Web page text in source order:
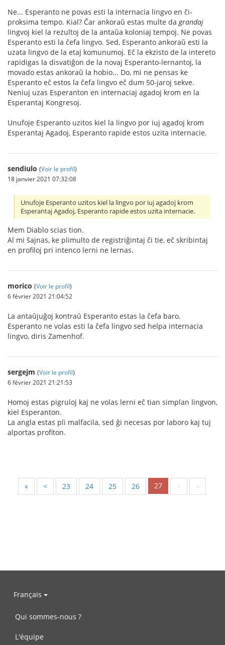
Ne... Esperanto ne povas esti la internacia lingvo en ĉi-
proksima tempo. Kial? Ĉar ankoraŭ estas multe da grandaj
lingvoj kiel la rezultoj de la antaŭa koloniaj tempoj. Ne povas
Esperanto esti la ĉefa lingvo. Sed, Esperanto ankoraŭ esti la
uzata lingvo de la etaj komunumoj. Eĉ la ekzisto de la intereto
rapidigas la disvatiĝon de la novaj Esperanto-lernantoj, la
movado estas ankoraŭ la hobio... Do, mi ne pensas ke
Esperanto eĉ estos la ĉefa lingvo eĉ dum 50-jaroj sekve.
Neniuj uzas Esperanton en internaciaj agadoj krom en la
Esperantaj Kongresoj.
Unufoje Esperanto uzitos kiel la lingvo por iuj agadoj krom
Esperantaj Agadoj, Esperanto rapide estos uzita internacie.
sendiulo (Voir le profil)
18 janvier 2021 07:32:08
Unufoje Esperanto uzitos kiel la lingvo por iuj agadoj krom
Esperantaj Agadoj, Esperanto rapide estos uzita internacie.
Mem Diablo scias tion.
Al mi ŝajnas, ke plimulto de registriĝintaj ĉi tie, eĉ skribintaj
en profiloj pri intenco lerni ne lernas.
morico (Voir le profil)
6 février 2021 21:04:52
La antaŭjuĝoj kontraŭ Esperanto estas la ĉefa baro.
Esperanto ne volas esti la ĉefa lingvo sed helpa internacia
lingvo, diris Zamenhof.
sergejm (Voir le profil)
6 février 2021 21:21:53
Homoj estas pigruloj kaj ne volas lerni eĉ tian simplan lingvon,
kiel Esperanton.
La angla estas pli malfacila, sed ĝi necesas por laboro kaj tuj
alportas profiton.
« < 23 24 25 26 27 > »
Français
Qui sommes-nous ?
L'équipe